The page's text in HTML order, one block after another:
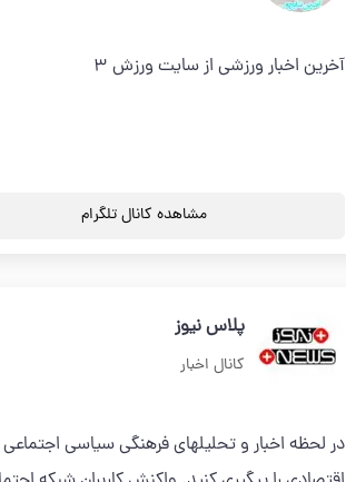
آخرین اخبار ورزشی از سایت ورزش 3
مشاهده کانال تلگرام
پلاس نیوز
کانال اخبار
در لحظه اخبار و تحلیلهای فرهنگی سیاسی اجتماعی